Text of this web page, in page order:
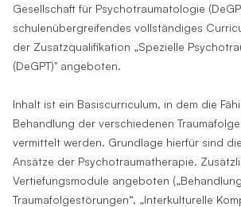
Gesellschaft für Psychotraumatologie
schulenübergreifendes vollständiges
der Zusatzqualifikation „Spezielle
(DeGPT)" angeboten.
Inhalt ist ein Basiscurriculum, in dem die
Behandlung der verschiedenen
vermittelt werden. Grundlage hierfür sind
Ansätze der Psychotraumatherapie.
Vertiefungsmodule angeboten
Traumafolgestörungen“, „Interkulturelle